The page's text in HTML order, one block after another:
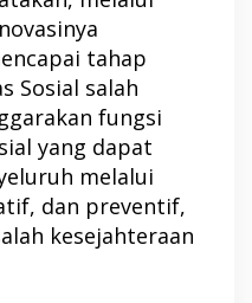
tahap
Sosial salah
fungsi
yang dapat
melalui
dan preventif,
kesejahteraan